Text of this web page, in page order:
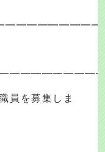
員を募集しま